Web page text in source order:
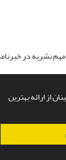
از ارائه بهترین
مهم نشریه در
و پیاده سازی از